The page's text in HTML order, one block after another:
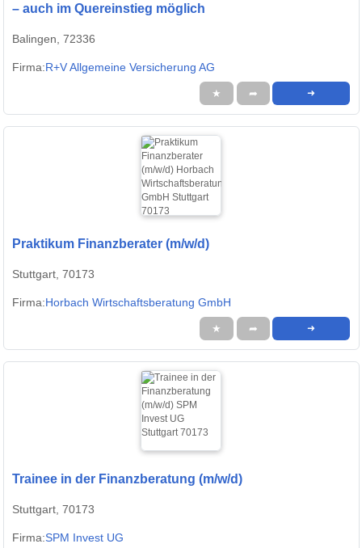
– auch im Quereinstieg möglich
Balingen, 72336
Firma:R+V Allgemeine Versicherung AG
★ ➦ ➜
Praktikum Finanzberater (m/w/d)
Stuttgart, 70173
Firma:Horbach Wirtschaftsberatung GmbH
★ ➦ ➜
Trainee in der Finanzberatung (m/w/d)
Stuttgart, 70173
Firma:SPM Invest UG